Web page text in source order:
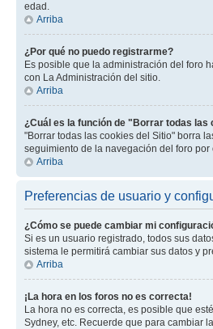
edad.
Arriba
¿Por qué no puedo registrarme?
Es posible que la administración del foro
con La Administración del sitio.
Arriba
¿Cuál es la función de "Borrar todas las
"Borrar todas las cookies del Sitio" borra
seguimiento de la navegación del foro
Arriba
Preferencias de usuario y
¿Cómo se puede cambiar mi
Si es un usuario registrado, todos sus
sistema le permitirá cambiar sus datos y
Arriba
¡La hora en los foros no es correcta!
La hora no es correcta, es posible que
Sydney, etc. Recuerde que para cambiar